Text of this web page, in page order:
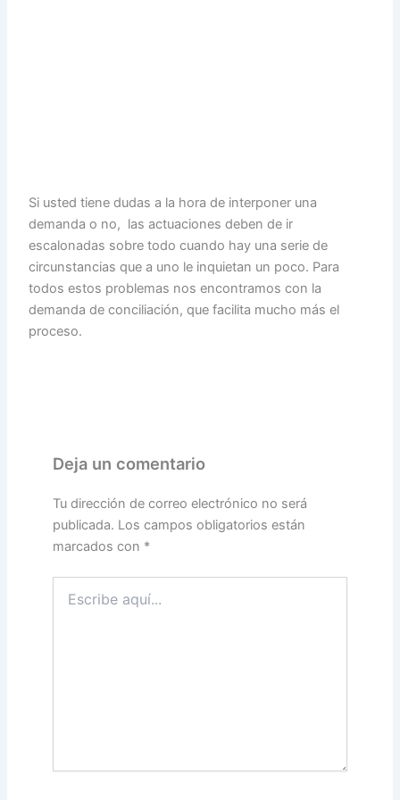
Si usted tiene dudas a la hora de interponer una
demanda o no, las actuaciones deben de ir
escalonadas sobre todo cuando hay una serie de
circunstancias que a uno le inquietan un poco. Para
todos estos problemas nos encontramos con la
demanda de conciliación, que facilita mucho más el
proceso.
Deja un comentario
Tu dirección de correo electrónico no será
publicada. Los campos obligatorios están
marcados con *
aquí...